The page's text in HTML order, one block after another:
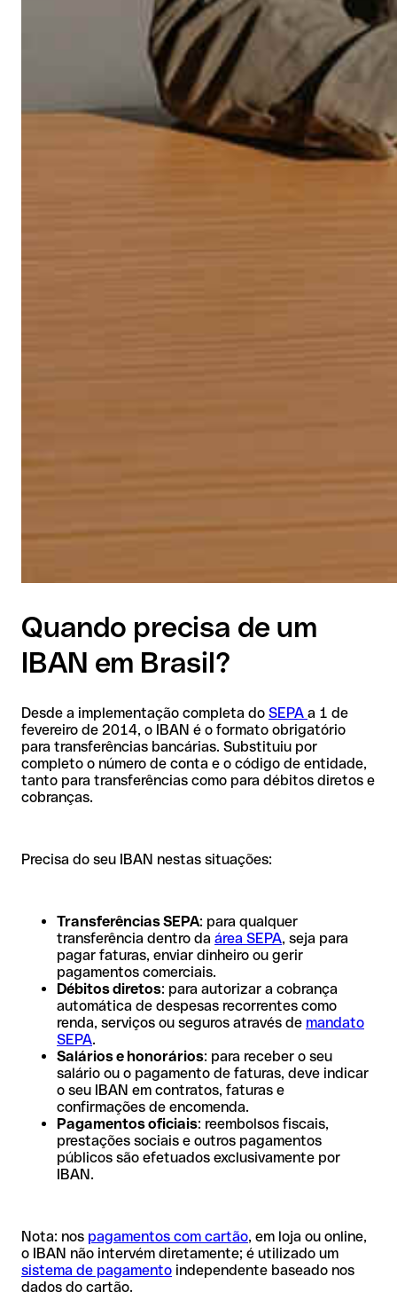
Quando precisa de um
IBAN em Brasil?
Desde a implementação completa do SEPA a 1 de
fevereiro de 2014, o IBAN é o formato obrigatório
para transferências bancárias. Substituiu por
completo o número de conta e o código de entidade,
tanto para transferências como para débitos diretos e
cobranças.
Precisa do seu IBAN nestas situações:
Transferências SEPA: para qualquer
transferência dentro da área SEPA, seja para
pagar faturas, enviar dinheiro ou gerir
pagamentos comerciais.
Débitos diretos: para autorizar a cobrança
automática de despesas recorrentes como
renda, serviços ou seguros através de mandato
SEPA.
Salários e honorários: para receber o seu
salário ou o pagamento de faturas, deve indicar
o seu IBAN em contratos, faturas e
confirmações de encomenda.
Pagamentos oficiais: reembolsos fiscais,
prestações sociais e outros pagamentos
públicos são efetuados exclusivamente por
IBAN.
Nota: nos pagamentos com cartão, em loja ou online,
o IBAN não intervém diretamente; é utilizado um
sistema de pagamento independente baseado nos
dados do cartão.